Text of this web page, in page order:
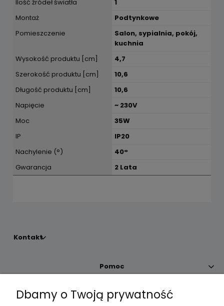
Ilość źródeł światła
1
Montaż
Podtynkowe
Pomieszczenie
Salon, sypialnia, pokój,
kuchnia
Wysokość produktu [cm]
4,7
Szerokość produktu [cm]
10,6
Długość produktu [cm]
10,6
Napięcie
~ 230V
Moc
35W
IP
IP20
Nachylenie (°)
40°
Gwarancja
2 Lata
Kontakt
Pomoc
Moje konto
Dbamy o Twoją prywatność